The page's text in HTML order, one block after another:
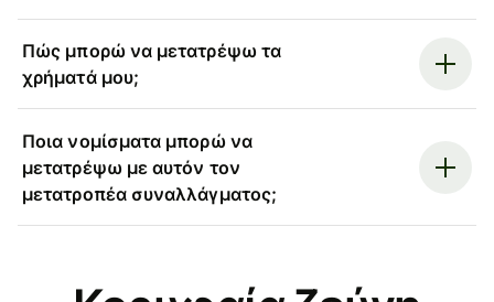
Πώς μπορώ να μετατρέψω τα
χρήματά μου;
Ποια νομίσματα μπορώ να
μετατρέψω με αυτόν τον
μετατροπέα συναλλάγματος;